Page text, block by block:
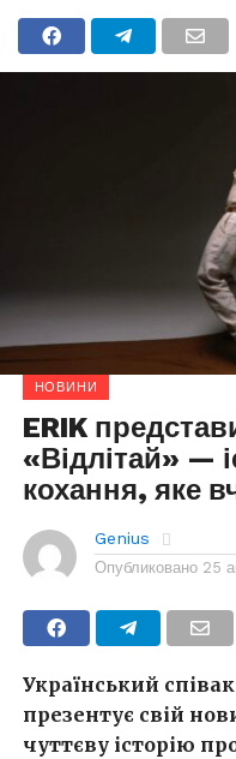
НОВИНИ
ERIK
«Відлітай» —
кохання, яке
Genius
Опубликовано 25
Український
презентує свій
чуттєву історію